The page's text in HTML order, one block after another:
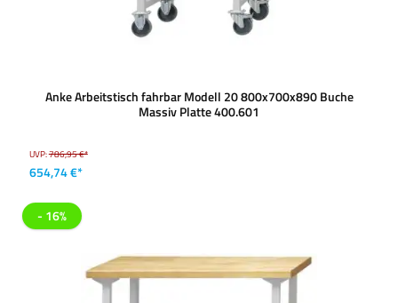
Anke Arbeitstisch fahrbar Modell 20 800x700x890 Buche
Massiv Platte 400.601
UVP:786,95 €*
654,74 €*
- 16%